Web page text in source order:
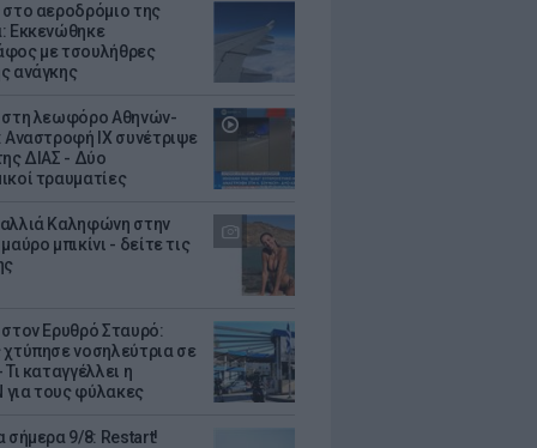
στο αεροδρόμιο της
Εκκενώθηκε
με τσουλήθρες
ανάγκης
στη λεωφόρο Αθηνών-
Αναστροφή ΙΧ συνέτριψε
ΔΙΑΣ - Δύο
τραυματίες
Καληφώνη στην
μπικίνι - δείτε τις
στον Ερυθρό Σταυρό:
χτύπησε νοσηλεύτρια σε
καταγγέλλει η
τους φύλακες
σήμερα 9/8: Restart!